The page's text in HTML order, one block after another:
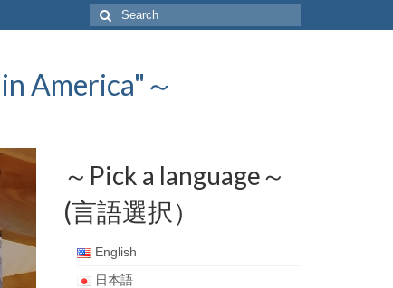
Search
for:
America"～
～Pick a language～
(言語選択）
English
日本語